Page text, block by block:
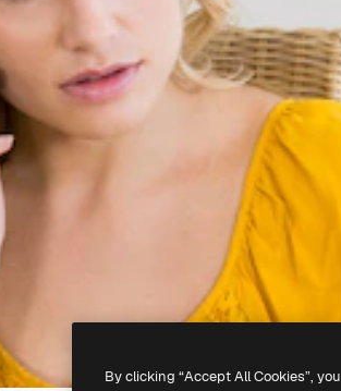
By clicking “Accept All Cookies”,